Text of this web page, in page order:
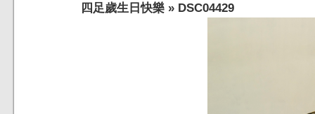
四足歲生日快樂 » DSC04429